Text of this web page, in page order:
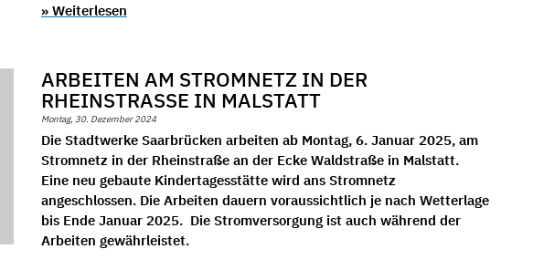
» Weiterlesen
ARBEITEN AM STROMNETZ IN DER
RHEINSTRASSE IN MALSTATT
Montag, 30. Dezember 2024
Die Stadtwerke Saarbrücken arbeiten ab Montag, 6. Januar 2025, am
Stromnetz in der Rheinstraße an der Ecke Waldstraße in Malstatt.
Eine neu gebaute Kindertagesstätte wird ans Stromnetz
angeschlossen. Die Arbeiten dauern voraussichtlich je nach Wetterlage
bis Ende Januar 2025. Die Stromversorgung ist auch während der
Arbeiten gewährleistet.